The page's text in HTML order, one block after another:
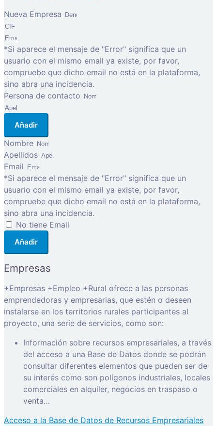
Nueva Empresa
*Si aparece el mensaje de "Error" significa que un
usuario con el mismo email ya existe, por favor,
compruebe que dicho email no está en la plataforma,
sino abra una incidencia.
Persona de contacto
Añadir
Nombre
Apellidos
Email
*Si aparece el mensaje de "Error" significa que un
usuario con el mismo email ya existe, por favor,
compruebe que dicho email no está en la plataforma,
sino abra una incidencia.
No tiene Email
Añadir
Empresas
+Empresas +Empleo +Rural ofrece a las personas
emprendedoras y empresarias, que estén o deseen
instalarse en los territorios rurales participantes al
proyecto, una serie de servicios, como son:
Información sobre recursos empresariales, a través
del acceso a una Base de Datos donde se podrán
consultar diferentes elementos que pueden ser de
su interés como son polígonos industriales, locales
comerciales en alquiler, negocios en traspaso o
venta…
Acceso a la Base de Datos de Recursos Empresariales